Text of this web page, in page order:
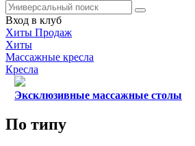
Вход в клуб
Хиты Продаж
Хиты
Массажные кресла
Кресла
Эксклюзивные массажные столы
По типу